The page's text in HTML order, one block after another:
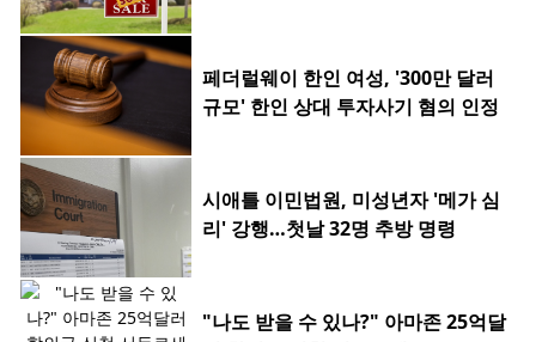
페더럴웨이 한인 여성, '300만 달러
규모' 한인 상대 투자사기 혐의 인정
시애틀 이민법원, 미성년자 '메가 심
리' 강행…첫날 32명 추방 명령
"나도 받을 수 있나?" 아마존 25억달